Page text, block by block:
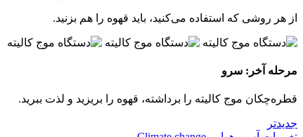
از هر روشی که استفاده می‌کنید، باید قهوه را هم بزنید.
مرحله آخر: سرو
قطره‌چکان موج کالیته را برداشته، قهوه را بریزید و لذت ببرید.
جدیدتر